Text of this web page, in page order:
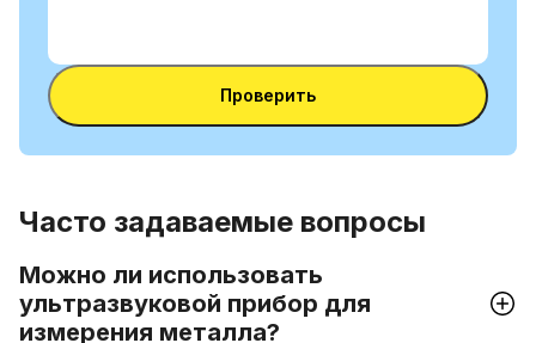
номером
VIN и
номерным
Ввести VIN-код
Проверить
Часто задаваемые вопросы
Можно ли использовать
ультразвуковой прибор для
измерения металла?